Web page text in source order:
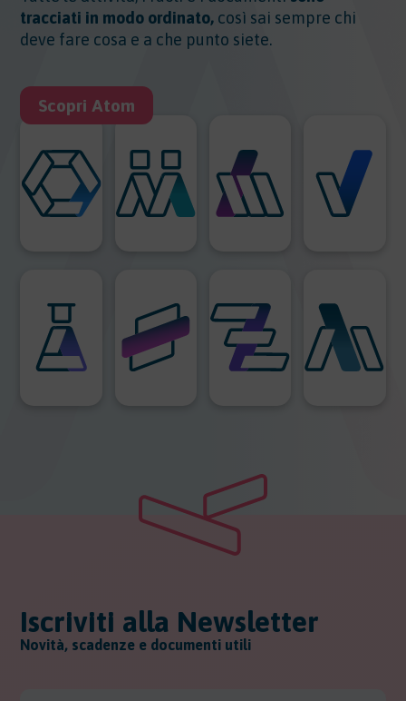
tracciati in modo ordinato, così sai sempre chi
deve fare cosa e a che punto siete.
Scopri Atom
Iscriviti alla Newsletter
Novità, scadenze e documenti utili